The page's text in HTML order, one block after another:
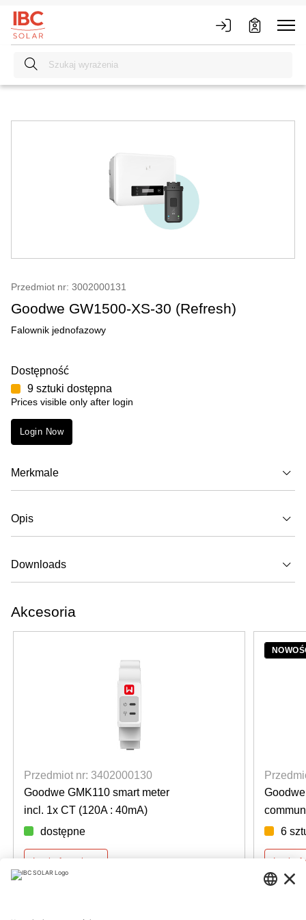
Przedmiot nr: 3002000131
Goodwe GW1500-XS-30 (Refresh)
Falownik jednofazowy
Dostępność
9 sztuki dostępna
Prices visible only after login
Login Now
Merkmale
Opis
Downloads
Akcesoria
Przedmiot nr: 3402000130
Goodwe GMK110 smart meter
incl. 1x CT (120A : 40mA)
dostępne
Login for prices
6
Login